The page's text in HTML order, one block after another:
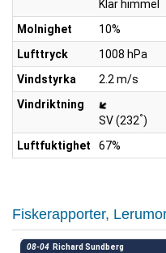
Klar himmel
Molnighet
10%
Lufttryck
1008 hPa
Vindstyrka
2.2 m/s
Vindriktning
SV (232°)
Luftfuktighet 67%
Fiskerapporter,
08-04 Richard Sundberg